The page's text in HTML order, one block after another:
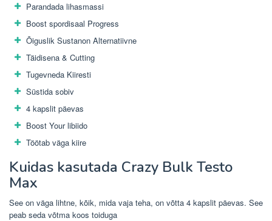
Parandada lihasmassi
Boost spordisaal Progress
Õiguslik Sustanon Alternatiivne
Täidisena & Cutting
Tugevneda Kiiresti
Süstida sobiv
4 kapslit päevas
Boost Your libiido
Töötab väga kiire
Kuidas kasutada Crazy Bulk Testo
Max
See on väga lihtne, kõik, mida vaja teha, on võtta 4 kapslit päevas. See
peab seda võtma koos toiduga